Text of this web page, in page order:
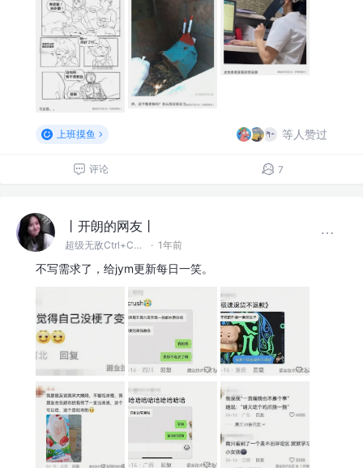
上班摸鱼 等人赞过
评论 7
丨开朗的网友丨
超级无敌Ctrl+C~V~Z大王 · 1年前
不写需求了，给jym更新每日一笑。